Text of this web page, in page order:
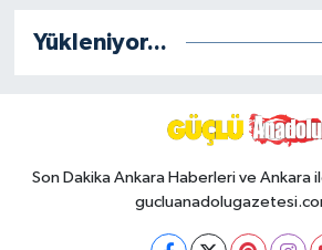
Yükleniyor...
Son Dakika Ankara Haberleri ve Ankara
Sağlık
Televizyon